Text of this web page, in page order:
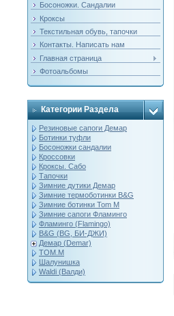
Босоножки. Сандалии
Кроксы
Текстильная обувь, тапочки
Контакты. Написать нам
Главная страница
Фотоальбомы
Категории Раздела
Резиновые сапоги Демар
Ботинки туфли
Босоножки сандалии
Кроссовки
Кроксы. Сабо
Тапочки
Зимние дутики Демар
Зимние термоботинки B&G
Зимние ботинки Tom M
Зимние сапоги Фламинго
Фламинго (Flamingo)
B&G (BG, БИ-ДЖИ)
Демар (Demar)
ТОМ.М
Шалунишка
Waldi (Валди)